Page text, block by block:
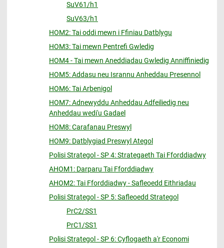
SuV61/h1
SuV63/h1
HOM2: Tai oddi mewn i Ffiniau Datblygu
HOM3: Tai mewn Pentrefi Gwledig
HOM4 - Tai mewn Aneddiadau Gwledig Anniffiniedig
HOM5: Addasu neu Isrannu Anheddau Presennol
HOM6: Tai Arbenigol
HOM7: Adnewyddu Anheddau Adfeiliedig neu
Anheddau wedi'u Gadael
HOM8: Carafanau Preswyl
HOM9: Datblygiad Preswyl Ategol
Polisi Strategol - SP 4: Strategaeth Tai Fforddiadwy
AHOM1: Darparu Tai Fforddiadwy
AHOM2: Tai Fforddiadwy - Safleoedd Eithriadau
Polisi Strategol - SP 5: Safleoedd Strategol
PrC2/SS1
PrC1/SS1
Polisi Strategol - SP 6: Cyflogaeth a'r Economi